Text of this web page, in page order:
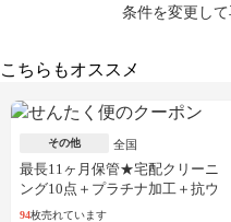
条件を変更して
こちらもオススメ
その他 全国
最長11ヶ月保管★宅配クリーニ
ング10点＋プラチナ加工＋抗ウ
イルス加工
94枚売れています